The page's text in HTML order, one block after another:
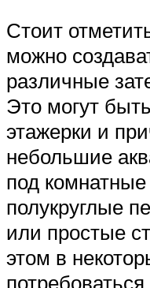
Стоит
можно
различные
Это могут
этажерки и
небольшие
под
полукруглые
или простые
этом в